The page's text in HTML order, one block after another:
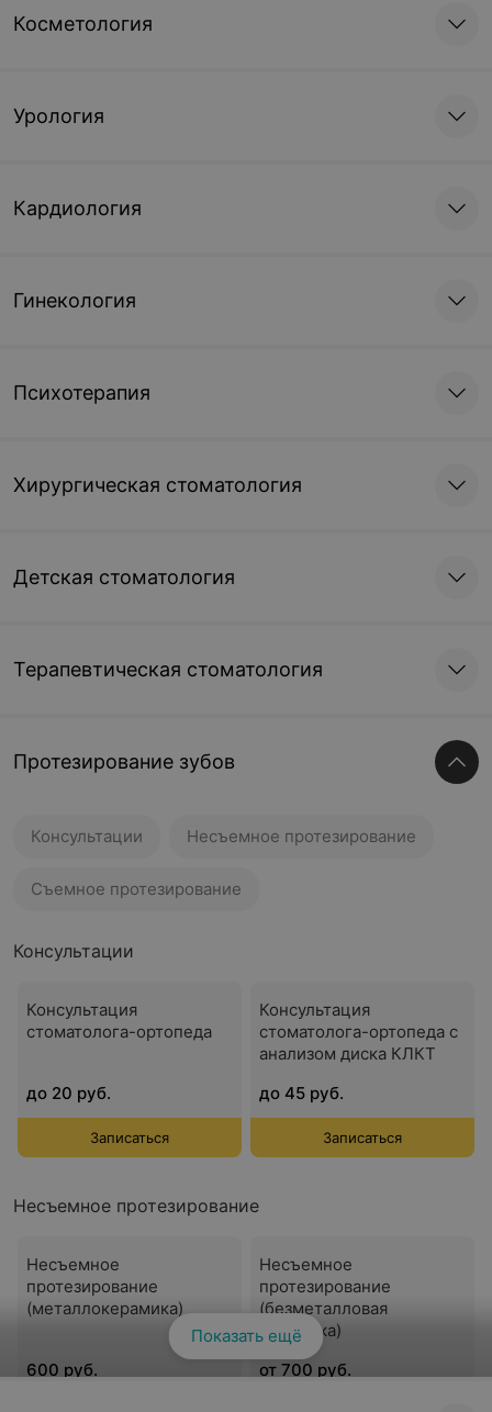
Косметология
Урология
Кардиология
Гинекология
Психотерапия
Хирургическая стоматология
Детская стоматология
Терапевтическая стоматология
Протезирование зубов
Консультации Несъемное протезирование
Съемное протезирование
Консультации
Консультация
стоматолога-ортопеда
до 20 руб.
Записаться
Консультация
стоматолога-ортопеда с
анализом диска КЛКТ
до 45 руб.
Записаться
Несъемное протезирование
Несъемное
протезирование
(металлокерамика)
600 руб.
Несъемное
протезирование
(безметалловая
керамика)
от 700 руб.
Показать ещё